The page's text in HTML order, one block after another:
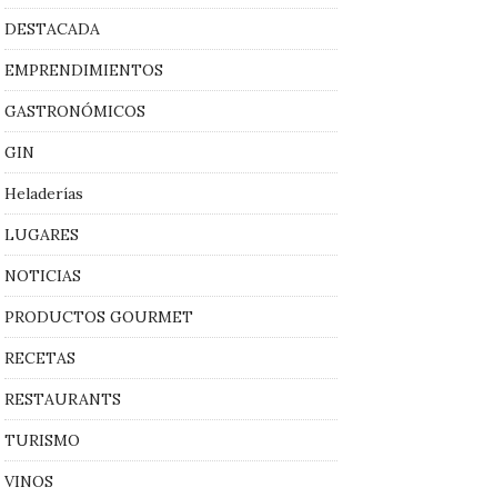
DESTACADA
EMPRENDIMIENTOS
GASTRONÓMICOS
GIN
Heladerías
LUGARES
NOTICIAS
PRODUCTOS GOURMET
RECETAS
RESTAURANTS
TURISMO
VINOS